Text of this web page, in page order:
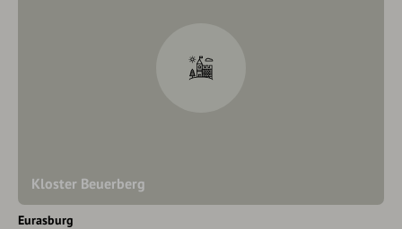
Kloster Beuerberg
Eurasburg